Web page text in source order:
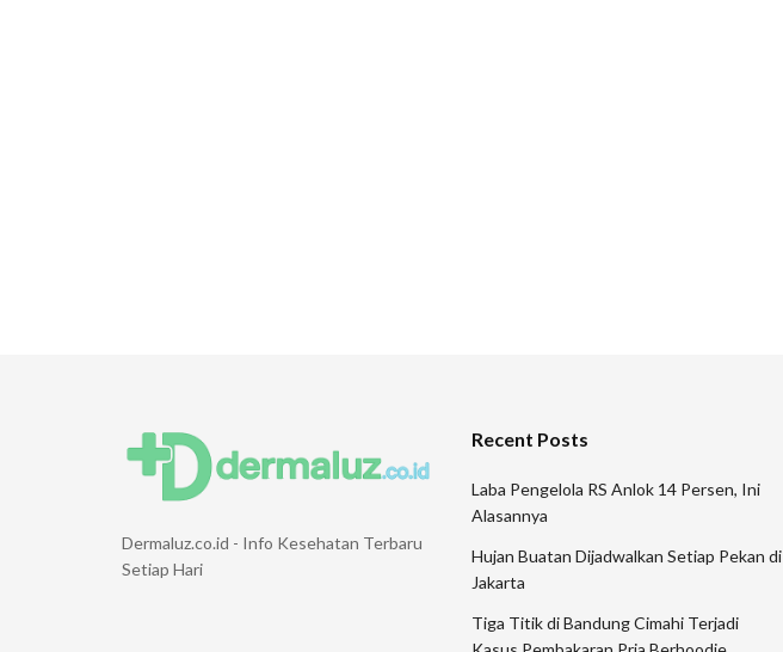
Dermaluz.co.id - Info Kesehatan Terbaru
Setiap Hari
Recent Posts
Laba Pengelola RS Anlok 14 Persen, Ini
Alasannya
Hujan Buatan Dijadwalkan Setiap Pekan di
Jakarta
Tiga Titik di Bandung Cimahi Terjadi